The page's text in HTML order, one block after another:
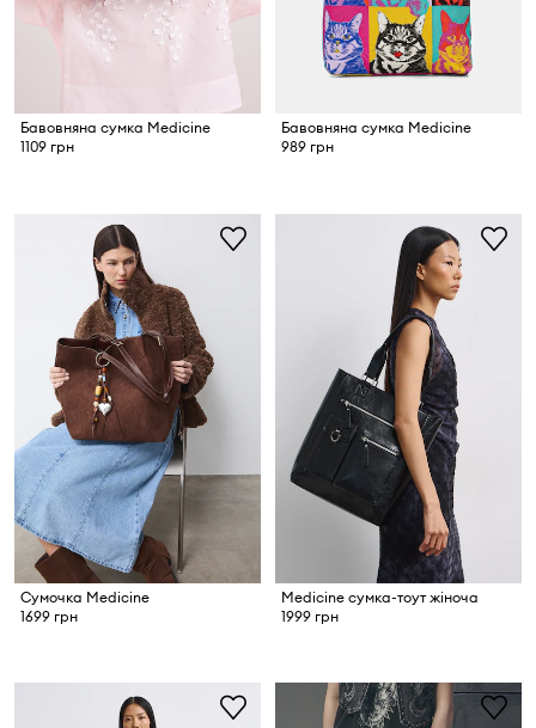
Бавовняна сумка Medicine
1109 грн
Бавовняна сумка Medicine
989 грн
Сумочка Medicine
1699 грн
Medicine сумка-тоут жіноча
1999 грн